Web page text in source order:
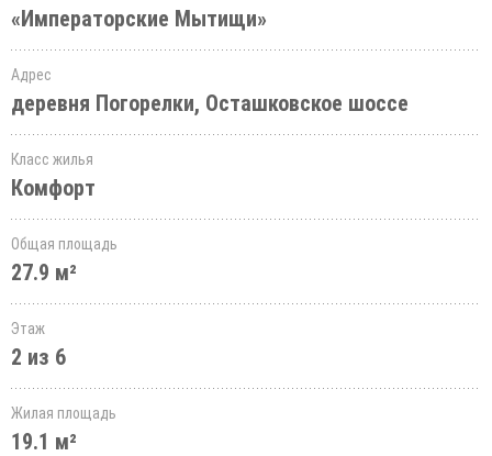
«Императорские Мытищи»
Адрес
деревня Погорелки, Осташковское шоссе
Класс жилья
Комфорт
Общая площадь
27.9 м²
Этаж
2 из 6
Жилая площадь
19.1 м²